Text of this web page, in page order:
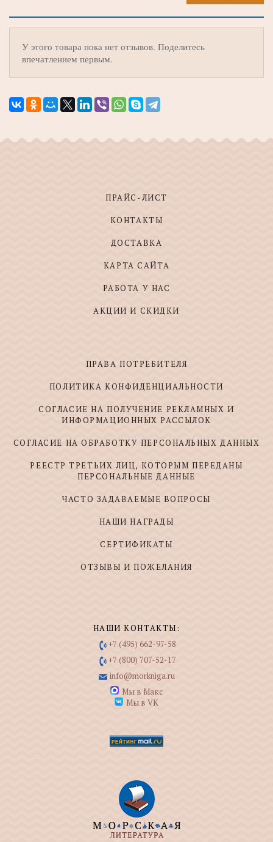
У этого товара пока нет отзывов. Поделитесь
впечатлением первым.
ПРАЙС-ЛИСТ
КОНТАКТЫ
ДОСТАВКА
КАРТА САЙТА
РАБОТА У НАС
АКЦИИ И СКИДКИ
ПРАВА ПОТРЕБИТЕЛЯ
ПОЛИТИКА КОНФИДЕНЦИАЛЬНОСТИ
СОГЛАСИЕ НА ПОЛУЧЕНИЕ РЕКЛАМНЫХ И
ИНФОРМАЦИОННЫХ РАССЫЛОК
СОГЛАСИЕ НА ОБРАБОТКУ ПЕРСОНАЛЬНЫХ ДАННЫХ
РЕЕСТР ТРЕТЬИХ ЛИЦ, КОТОРЫМ ПЕРЕДАНЫ
ПЕРСОНАЛЬНЫЕ ДАННЫЕ
ЧАСТО ЗАДАВАЕМЫЕ ВОПРОСЫ
НАШИ НАГРАДЫ
СЕРТИФИКАТЫ
ОТЗЫВЫ И ПОЖЕЛАНИЯ
НАШИ КОНТАКТЫ:
+7 (495) 662-97-58
+7 (800) 707-52-17
info@morkniga.ru
Мы в Макс
Мы в VK